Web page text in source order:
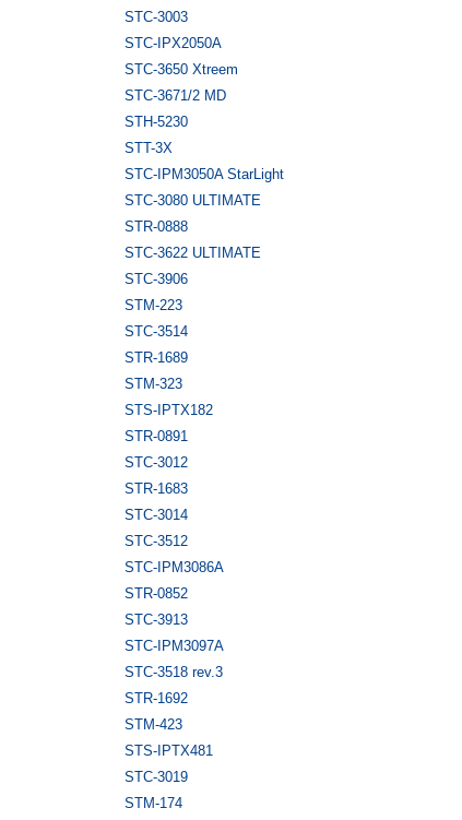
STC-3003
STC-IPX2050A
STC-3650 Xtreem
STC-3671/2 MD
STH-5230
STT-3X
STC-IPM3050A StarLight
STC-3080 ULTIMATE
STR-0888
STC-3622 ULTIMATE
STC-3906
STM-223
STC-3514
STR-1689
STM-323
STS-IPTX182
STR-0891
STC-3012
STR-1683
STC-3014
STC-3512
STC-IPM3086A
STR-0852
STC-3913
STC-IPM3097A
STC-3518 rev.3
STR-1692
STM-423
STS-IPTX481
STC-3019
STM-174